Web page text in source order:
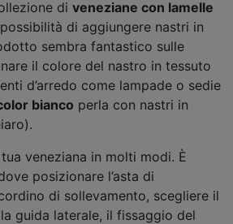
di veneziane con lamelle
di aggiungere nastri in
sembra fantastico sulle
il colore del nastro in tessuto
d’arredo come lampade o sedie
bianco perla con nastri in
veneziana in molti modi. È
posizionare l’asta di
di sollevamento, scegliere il
guida laterale, il fissaggio del